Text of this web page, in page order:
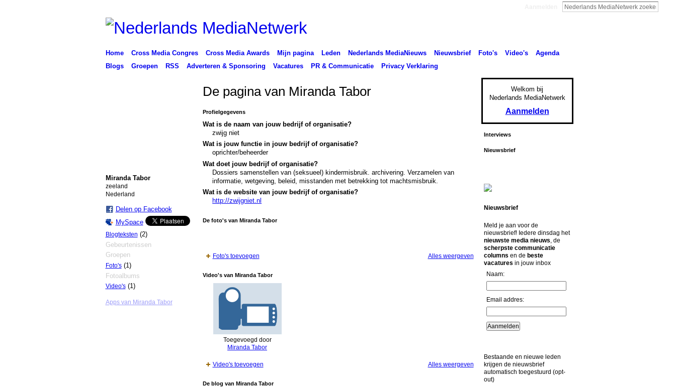
Home Cross Media Congres Cross Media Awards Mijn pagina Leden Nederlands MediaNieuws Nieuwsbrief Foto's Video's
Agenda
Blogs
Groepen RSS Adverteren & Sponsoring Vacatures PR & Communicatie Privacy Verklaring
Miranda Tabor
zeeland
Nederland
Delen op Facebook
MySpace
Blogteksten (2)
Gebeurtenissen
Groepen
Foto's(1)
Fotoalbums
Video's(1)
Apps van Miranda Tabor
De pagina van Miranda Tabor
Profielgegevens
Wat is de naam van jouw bedrijf of organisatie?
zwijg niet
Wat is jouw functie in jouw bedrijf of organisatie?
oprichter/beheerder
Wat doet jouw bedrijf of organisatie?
Dossiers samenstellen van (seksueel) kindermisbruik. archivering. Verzamelen van
informatie, wetgeving, beleid, misstanden met betrekking tot machtsmisbruik.
Wat is de website van jouw bedrijf of organisatie?
http://zwijgniet.nl
De foto's van Miranda Tabor
Foto's toevoegen Alles weergeven
Video's van Miranda Tabor
Toegevoegd door
Miranda Tabor
Video's toevoegen Alles weergeven
De blog van Miranda Tabor
Welkom bij
Nederlands MediaNetwerk
Aanmelden
Interviews
Nieuwsbrief
Nieuwsbrief
Meld je aan voor de
nieuwsbrief! Iedere dinsdag het
nieuwste media nieuws , de
scherpste communicatie
columns en de beste
vacatures in jouw inbox
Naam:
Email addres:
Bestaande en nieuwe leden
krijgen de nieuwsbrief
automatisch toegestuurd (opt-
out)